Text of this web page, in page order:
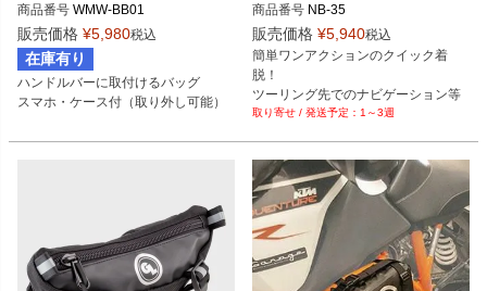
商品番号 WMW-BB01
販売価格 ¥5,980税込
在庫有り
ハンドルバーに取付けるバッグ
商品番号 NB-35
販売価格 ¥5,940税込
簡単ワンアクションのクイック着
脱！
ツーリング先でのナビゲーション等
の盗難防止に大活躍☆
1～3週